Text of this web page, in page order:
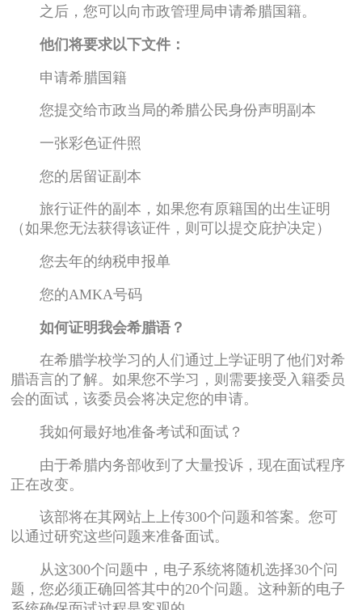
之后，您可以向市政管理局申请希腊国籍。
他们将要求以下文件：
申请希腊国籍
您提交给市政当局的希腊公民身份声明副本
一张彩色证件照
您的居留证副本
旅行证件的副本，如果您有原籍国的出生证明
（如果您无法获得该证件，则可以提交庇护决定）
您去年的纳税申报单
您的AMKA号码
如何证明我会希腊语？
在希腊学校学习的人们通过上学证明了他们对希
腊语言的了解。如果您不学习，则需要接受入籍委员
会的面试，该委员会将决定您的申请。
我如何最好地准备考试和面试？
由于希腊内务部收到了大量投诉，现在面试程序
正在改变。
该部将在其网站上上传300个问题和答案。您可
以通过研究这些问题来准备面试。
从这300个问题中，电子系统将随机选择30个问
题，您必须正确回答其中的20个问题。这种新的电子